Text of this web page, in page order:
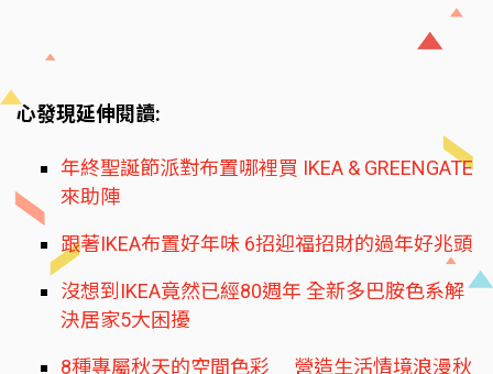
心發現延伸閱讀:
年終聖誕節派對布置哪裡買 IKEA & GREENGATE
來助陣
跟著IKEA布置好年味 6招迎福招財的過年好兆頭
沒想到IKEA竟然已經80週年 全新多巴胺色系解
決居家5大困擾
8種專屬秋天的空間色彩 營造生活情境浪漫秋